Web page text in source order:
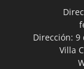
Dirección: 9
Villa